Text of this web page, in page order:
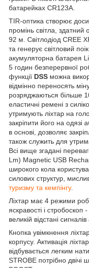
батарейках CR123A.
TIR-оптика створює
промінь світла, здатний
92 м. Світлодіод CREE
та генерує світловий
акумуляторна батарея
5 годин безперервної
функції DSS можна
відмінно переносять
розряджаються більше
еластичні ремені з
утримують ліхтар на
закріпити його на одязі
в основі, дозволяє
також служить для
Всі вище згадані
Lm) Magnetic USB
широкого кола
силових структур,
туризму та кемпінгу.
Ліхтар має 4 режими
яскравості і
великій відстані
Кнопка увімкнення
корпусу. Активація
відбувається легким
STROBE потрібно двічі